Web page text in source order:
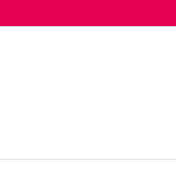
ウス東京が推進する「Pride